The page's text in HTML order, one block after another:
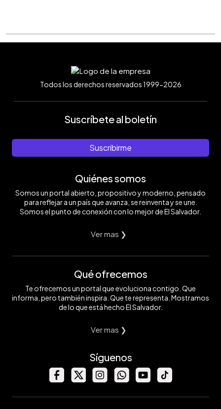
Todos los derechos reservados 1999-2026
Suscríbete al boletín
Suscribirme
Quiénes somos
Somos un portal abierto, propositivo y moderno, pensado
para reflejar a un país que avanza, se reinventa y se une.
Somos el punto de conexión con lo mejor de El Salvador.
Ver mas ❯
Qué ofrecemos
Te ofrecemos un portal que evoluciona contigo. Que
informa, pero también inspira. Que te representa. Mostramos
de lo que está hecho El Salvador.
Ver mas ❯
Síguenos